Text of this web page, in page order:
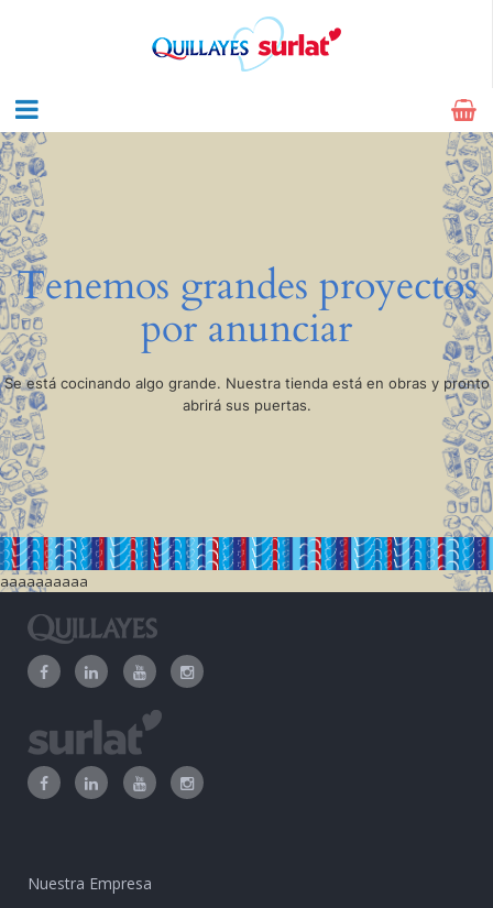
Tenemos grandes proyectos
por anunciar
Se está cocinando algo grande. Nuestra tienda está en obras y pronto
abrirá sus puertas.
aaaaaaaaaa
Nuestra Empresa